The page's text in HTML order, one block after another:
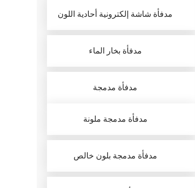
مدفأة شاشة إلكترونية أحادية اللون
مدفأة بخار الماء
مدفأة مدمجة
مدفأة مدمجة ملونة
مدفأة مدمجة بلون خالص